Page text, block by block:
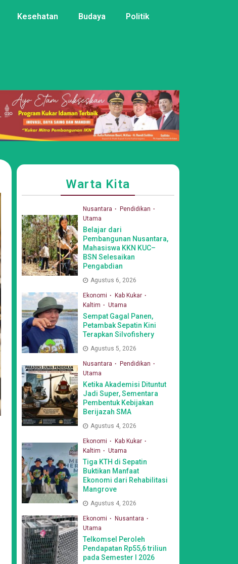
Kesehatan Budaya Politik
Warta Kita
Nusantara
Pendidikan
Utama
Belajar dari
Pembangunan Nusantara,
Mahasiswa KKN KUC–
BSN Selesaikan
Pengabdian
Agustus 6, 2026
Ekonomi
Kab Kukar
Kaltim
Utama
Sempat Gagal Panen,
Petambak Sepatin Kini
Terapkan Silvofishery
Agustus 5, 2026
Nusantara
Pendidikan
Utama
Ketika Akademisi Dituntut
Jadi Super, Sementara
Pembentuk Kebijakan
Berijazah SMA
Agustus 4, 2026
Ekonomi
Kab Kukar
Kaltim
Utama
Tiga KTH di Sepatin
Buktikan Manfaat
Ekonomi dari Rehabilitasi
Mangrove
Agustus 4, 2026
Ekonomi
Nusantara
Utama
Telkomsel Peroleh
Pendapatan Rp55,6 triliun
pada Semester I 2026